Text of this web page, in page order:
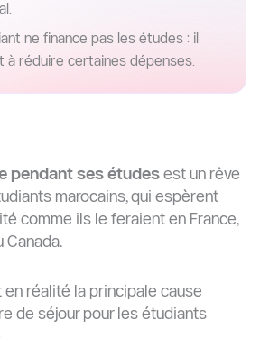
ne finance pas les études : il
à réduire certaines dépenses.
pendant ses études est un rêve
marocains, qui espèrent
comme ils le feraient en France,
Canada.
réalité la principale cause
de séjour pour les étudiants